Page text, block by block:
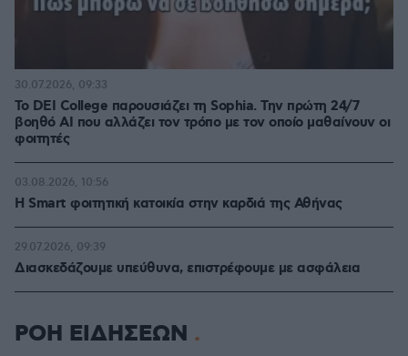
Το DEI College παρουσιάζει τη Sophia. Την πρώτη 24/7
βοηθό AI που αλλάζει τον τρόπο με τον οποίο μαθαίνουν οι
φοιτητές
30.07.2026, 09:33
Η Smart φοιτητική κατοικία στην καρδιά της Αθήνας
03.08.2026, 10:56
Διασκεδάζουμε υπεύθυνα, επιστρέφουμε με ασφάλεια
29.07.2026, 09:39
ΡΟΗ ΕΙΔΗΣΕΩΝ